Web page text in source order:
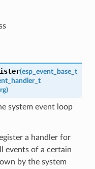
(esp_event_base_t
)
system event loop
a handler for
events of a certain
by the system